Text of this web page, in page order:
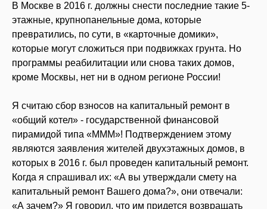
В Москве в 2016 г. должны снести последние такие 5-
этажные, крупнопанельные дома, которые
превратились, по сути, в «карточные домики»,
которые могут сложиться при подвижках грунта. Но
программы реабилитации или снова таких домов,
кроме Москвы, нет ни в одном регионе России!
Я считаю сбор взносов на капитальный ремонт в
«общий котел» - государственной финансовой
пирамидой типа «МММ»! Подтверждением этому
являются заявления жителей двухэтажных домов, в
которых в 2016 г. был проведен капитальный ремонт.
Когда я спрашивал их: «А вы утверждали смету на
капитальный ремонт Вашего дома?», они отвечали:
«А зачем?» Я говорил, что им придется возвращать